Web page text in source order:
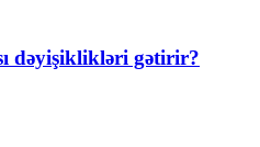
dəyişiklikləri gətirir?